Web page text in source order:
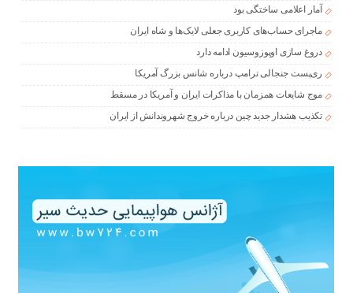
آمار اعلامی ساختگی بود
ماجرای حساب‌های کاربری جعلی لایک‌ها و شاه ایران
دروغ سازی اوپوزوسیون ادامه دارد
ری‌پست جنجالی ترامپ درباره شانس بزرگ آمریکا
موج شایعات همزمان با مذاکرات ایران و آمریکا در مسقط
تکذیب هشدار جدید چین درباره خروج شهروندانش از ایران